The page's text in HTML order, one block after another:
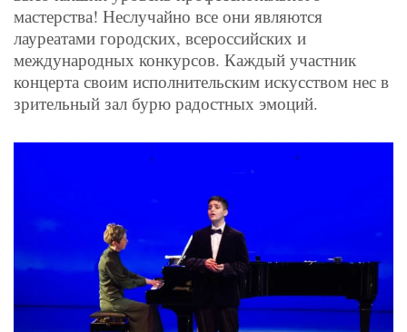
мастерства! Неслучайно все они являются
лауреатами городских, всероссийских и
международных конкурсов. Каждый участник
концерта своим исполнительским искусством нес в
зрительный зал бурю радостных эмоций.